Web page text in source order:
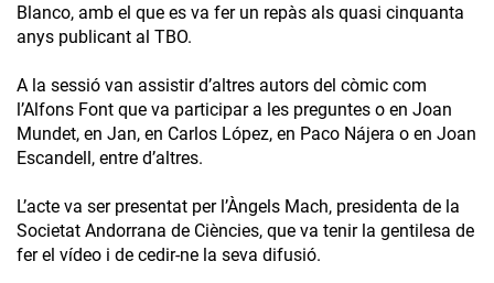
Blanco, amb el que es va fer un repàs als quasi cinquanta
anys publicant al TBO.
A la sessió van assistir d’altres autors del còmic com
l’Alfons Font que va participar a les preguntes o en Joan
Mundet, en Jan, en Carlos López, en Paco Nájera o en Joan
Escandell, entre d’altres.
L’acte va ser presentat per l’Àngels Mach, presidenta de la
Societat Andorrana de Ciències, que va tenir la gentilesa de
fer el vídeo i de cedir-ne la seva difusió.